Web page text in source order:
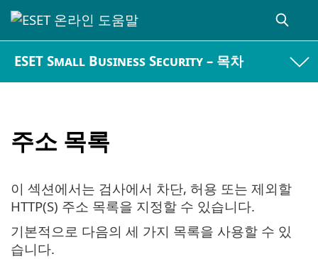
ESET Small Business Security – 목차
주소 목록
이 섹션에서는 검사에서 차단, 허용 또는 제외할
HTTP(S) 주소 목록을 지정할 수 있습니다.
기본적으로 다음의 세 가지 목록을 사용할 수 있
습니다.